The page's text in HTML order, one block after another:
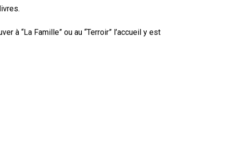
à “La Famille” ou au “Terroir” l’accueil y est